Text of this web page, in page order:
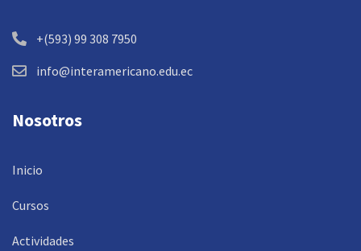
+(593) 99 308 7950
info@interamericano.edu.ec
Nosotros
Inicio
Cursos
Actividades